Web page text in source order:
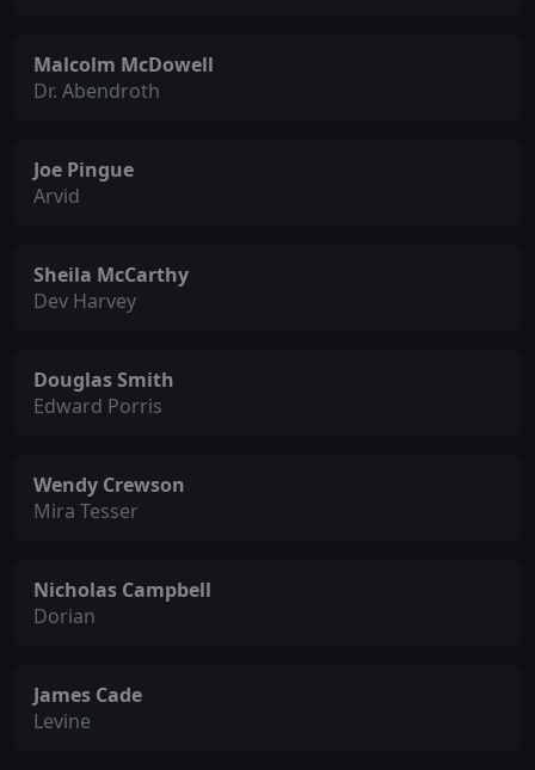
Malcolm McDowell
Dr. Abendroth
Joe Pingue
Arvid
Sheila McCarthy
Dev Harvey
Douglas Smith
Edward Porris
Wendy Crewson
Mira Tesser
Nicholas Campbell
Dorian
James Cade
Levine